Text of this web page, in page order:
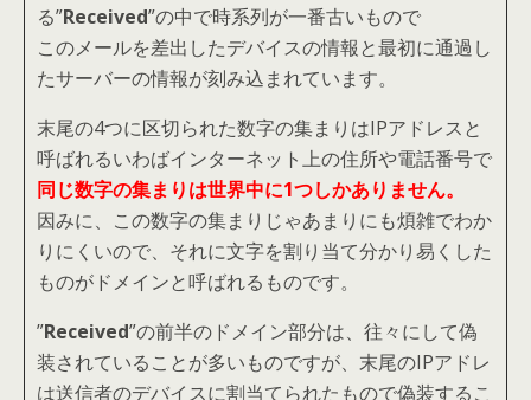
る”Received”の中で時系列が一番古いもので
このメールを差出したデバイスの情報と最初に通過し
たサーバーの情報が刻み込まれています。
末尾の4つに区切られた数字の集まりはIPアドレスと
呼ばれるいわばインターネット上の住所や電話番号で
同じ数字の集まりは世界中に1つしかありません。
因みに、この数字の集まりじゃあまりにも煩雑でわか
りにくいので、それに文字を割り当て分かり易くした
ものがドメインと呼ばれるものです。
”Received”の前半のドメイン部分は、往々にして偽
装されていることが多いものですが、末尾のIPアドレ
は送信者のデバイスに割当てられたもので偽装するこ